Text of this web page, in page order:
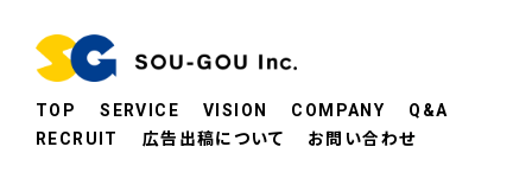
TOP SERVICE VISION COMPANY
Q&A
RECRUIT
広告出稿について お問い合わせ